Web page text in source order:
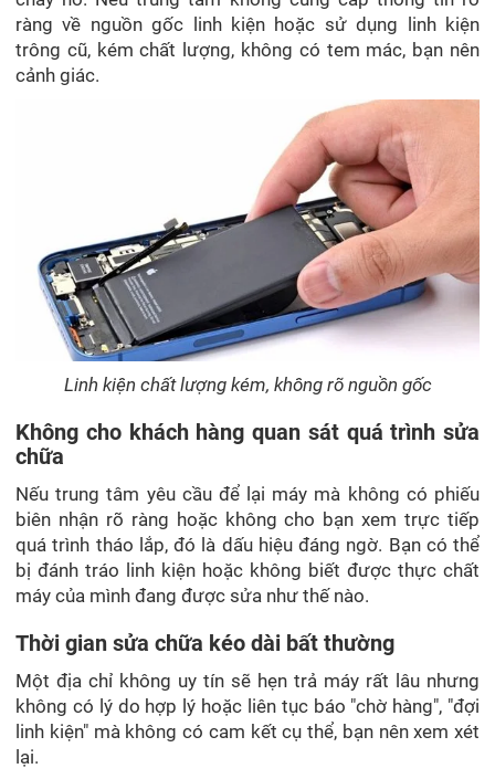
ràng về nguồn gốc linh kiện hoặc sử dụng linh kiện
trông cũ, kém chất lượng, không có tem mác, bạn nên
cảnh giác.
Linh kiện chất lượng kém, không rõ nguồn gốc
Không cho khách hàng quan sát quá trình sửa
chữa
Nếu trung tâm yêu cầu để lại máy mà không có phiếu
biên nhận rõ ràng hoặc không cho bạn xem trực tiếp
quá trình tháo lắp, đó là dấu hiệu đáng ngờ. Bạn có thể
bị đánh tráo linh kiện hoặc không biết được thực chất
máy của mình đang được sửa như thế nào.
Thời gian sửa chữa kéo dài bất thường
Một địa chỉ không uy tín sẽ hẹn trả máy rất lâu nhưng
không có lý do hợp lý hoặc liên tục báo "chờ hàng", "đợi
linh kiện" mà không có cam kết cụ thể, bạn nên xem xét
lại.